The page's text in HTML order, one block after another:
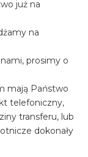
już na
na
prosimy o
mają Państwo
telefoniczny,
transferu, lub
dokonały